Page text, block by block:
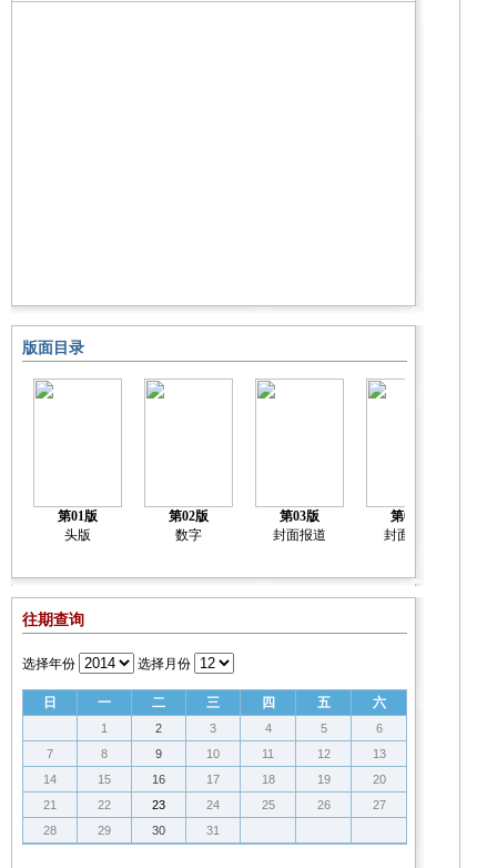
版面目录
第01版
头版
第02版
数字
第03版
封面报道
第04版
封面报道
往期查询
选择年份 选择月份
日 一 二 三 四 五 六
1 2 3 4 5
6
7
8 9 10 11 12
13
14
15 16 17 18 19
20
21
22 23 24 25 26
27
28
29 30 31